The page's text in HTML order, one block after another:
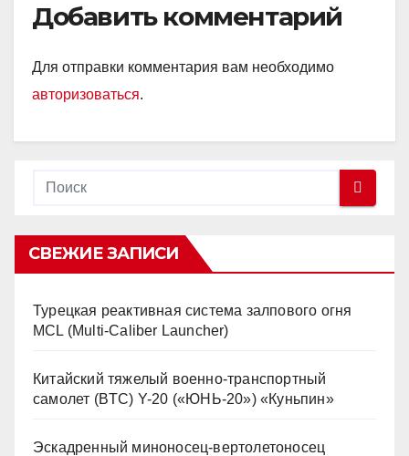
Добавить комментарий
Для отправки комментария вам необходимо
авторизоваться.
СВЕЖИЕ ЗАПИСИ
Турецкая реактивная система залпового огня
MCL (Multi-Caliber Launcher)
Китайский тяжелый военно-транспортный
самолет (BTC) Y-20 («ЮНЬ-20») «Куньпин»
Эскадренный миноносец-вертолетоносец